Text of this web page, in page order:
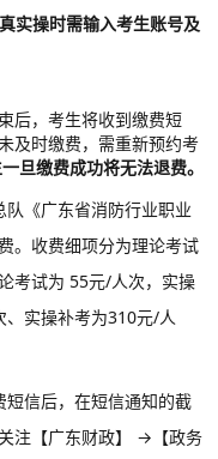
实操时需输入考生账号及
后，考生将收到缴费短
及时缴费，需重新预约考
旦缴费成功将无法退费。
《广东省消防行业职业
。收费细项分为理论考试
考试为 55元/人次，实操
实操补考为310元/人
短信后，在短信通知的截
注【广东财政】
→【政务